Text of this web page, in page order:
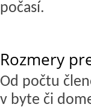
počasí.
Rozmery
Od počtu
v byte či